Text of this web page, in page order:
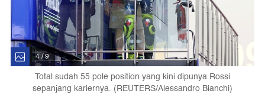
4 / 9
Total sudah 55 pole position yang kini dipunya Rossi
sepanjang kariernya. (REUTERS/Alessandro Bianchi)